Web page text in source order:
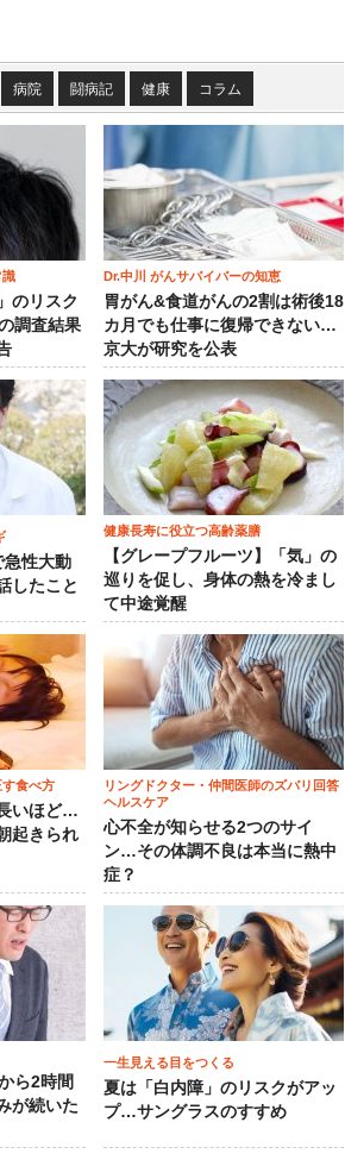
病院 闘病記 健康 コラム
識
のリスク
調査結果
Dr.中川 がんサバイバーの知恵
胃がん&食道がんの2割は術後18
カ月でも仕事に復帰できない…
京大が研究を公表
急性大動
したこと
健康長寿に役立つ高齢薬膳
【グレープフルーツ】「気」の
巡りを促し、身体の熱を冷まし
て中途覚醒
食べ方
いほど…
起きられ
リングドクター・仲間医師のズバリ回答
ヘルスケア
心不全が知らせる2つのサイ
ン…その体調不良は本当に熱中
症？
ら2時間
が続いた
一生見える目をつくる
夏は「白内障」のリスクがアッ
プ…サングラスのすすめ